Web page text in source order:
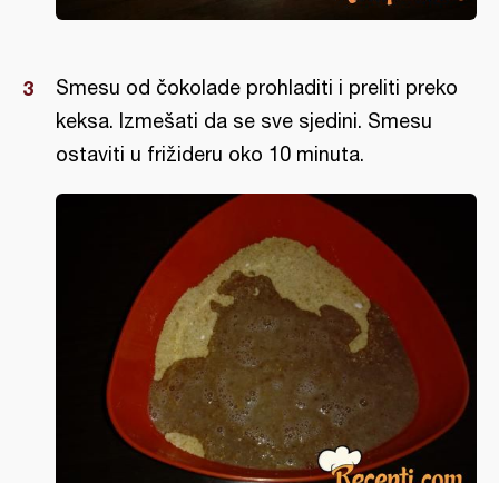
Smesu od čokolade prohladiti i preliti preko
keksa. Izmešati da se sve sjedini. Smesu
ostaviti u frižideru oko 10 minuta.